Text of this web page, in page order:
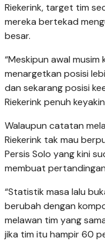
Riekerink, target tim
mereka bertekad
besar.
“Meskipun awal musim
menargetkan posisi
dan sekarang posisi
Riekerink penuh
Walaupun catatan
Riekerink tak mau
Persis Solo yang kini
membuat
“Statistik masa lalu
berubah dengan
melawan tim yang
jika tim itu hampir 60